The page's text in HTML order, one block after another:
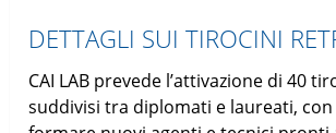
DETTAGLI SUI TIROCINI
CAI LAB prevede l’attivazione di 40
suddivisi tra diplomati e laureati, con